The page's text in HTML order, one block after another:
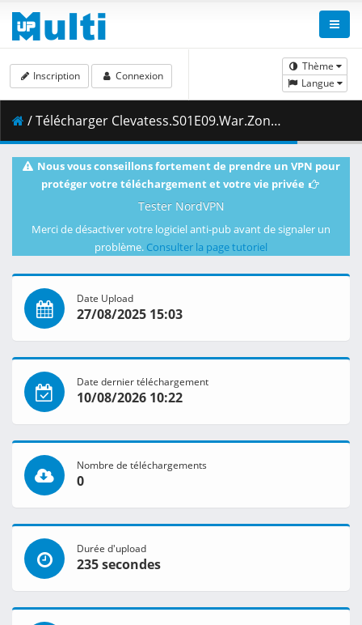
Thème
Langue
Inscription Connexion
/ Télécharger Clevatess.S01E09.War.Zone.Hiderat.1080p.CR.WEB-DL.DUAL.AAC2.0.H.264.MSubs-ToonsHub.mkv.002 ( 474.88 MB )
Nous vous conseillons fortement de prendre un VPN pour
protéger votre téléchargement et votre vie privée
Tester NordVPN
Merci de désactiver votre logiciel anti-pub avant de signaler un
problème. Consulter la page tutoriel
Date Upload
27/08/2025 15:03
Date dernier téléchargement
10/08/2026 10:22
Nombre de téléchargements
0
Durée d'upload
235 secondes